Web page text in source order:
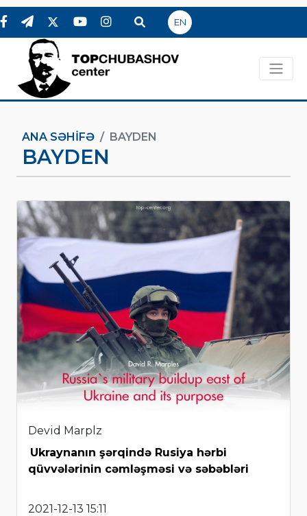
EN
ANA SƏHIFƏ BAYDEN
BAYDEN
Devid Marplz
Ukraynanın şərqində Rusiya hərbi
qüvvələrinin cəmləşməsi və səbəbləri
2021-12-13 15:11